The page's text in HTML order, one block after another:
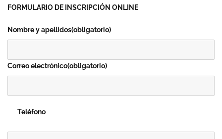
FORMULARIO DE INSCRIPCIÓN ONLINE
Nombre y apellidos(obligatorio)
Correo electrónico(obligatorio)
Teléfono